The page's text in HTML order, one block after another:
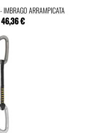
IMBRAGO ARRAMPICATA
46,36 €